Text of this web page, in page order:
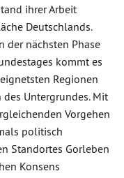
ihrer Arbeit
Deutschlands.
der nächsten Phase
kommt es
Regionen
Untergrundes. Mit
Vorgehen
politisch
Standortes Gorleben
Konsens